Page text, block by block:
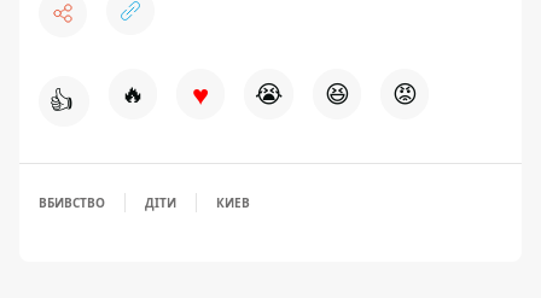
👍 🔥 ♥ 😭 😆 😡
ВБИВСТВО ДІТИ КИЕВ